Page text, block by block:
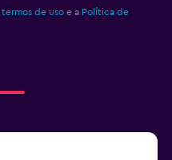
termos de uso e a Política de